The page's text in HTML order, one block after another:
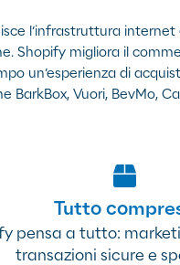
l’infrastruttura
Shopify migliora il
un’esperienza di
Vuori, BevMo,
Tutto
pensa a tutto:
transazioni sicure e